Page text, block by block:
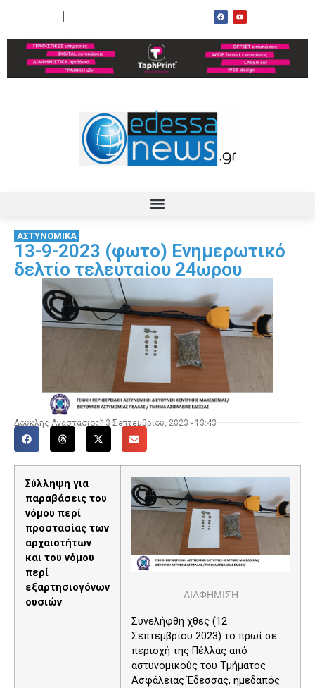
ΑΣΤΥΝΟΜΙΚΑ
13-9-2023 (φωτο) Ενημερωτικό
δελτίο τελευταίου 24ωρου
Δούκλης Αναστάσιος 13 Σεπτεμβρίου, 2023 - 13:43
Σύλληψη για
παραβάσεις του
νόμου περί
προστασίας των
αρχαιοτήτων
και του νόμου
περί
εξαρτησιογόνων
ουσιών
ΔΙΑΦΗΜΙΣΗ
Συνελήφθη χθες (12
Σεπτεμβρίου 2023) το πρωί σε
περιοχή της Πέλλας από
αστυνομικούς του Τμήματος
Ασφάλειας Έδεσσας, ημεδαπός